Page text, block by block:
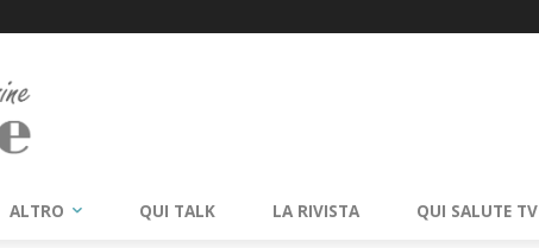
ALTRO QUI TALK LA RIVISTA QUI SALUTE TV